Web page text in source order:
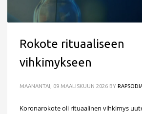
Rokote rituaaliseen
vihkimykseen
MAANANTAI, 09 MAALISKUUN 2026 BY
Koronarokote oli rituaalinen vihkimys